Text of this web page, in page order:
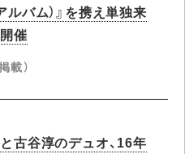
ルバム）』を携え単独来
催
載）
古谷淳のデュオ、16年